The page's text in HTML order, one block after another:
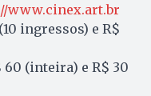
www.cinex.art.br
ingressos) e R$
60 (inteira) e R$ 30